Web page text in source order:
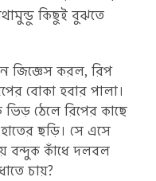
কিছুই বুঝতে
জিজ্ঞেস করল, রিপ
বোকা হবার পালা।
ঠেলে রিপের কাছে
ছড়ি। সে এসে
বন্দুক কাঁধে দলবল
চায়?